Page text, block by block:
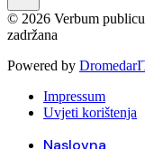
© 2026 Verbum
zadržana
Powered by
Impressum
Uvjeti korištenja
Naslovna